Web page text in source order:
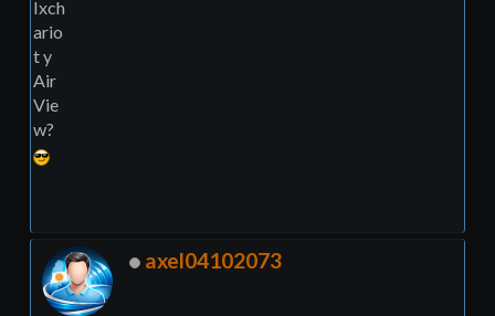
Ixch
ario
t y
Air
Vie
w?
axel04102073